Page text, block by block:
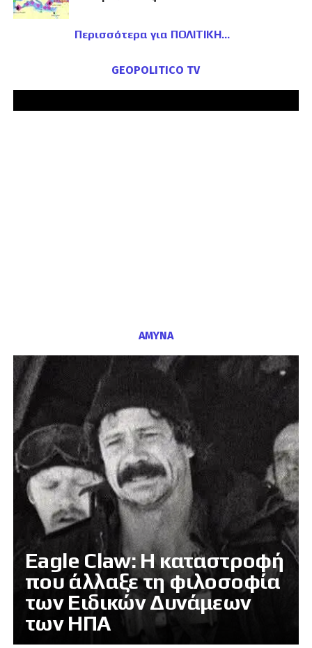
Περισσότερα για ΠΟΛΙΤΙΚΗ
GEOPOLITICO TV
ΑΜΥΝΑ
Eagle Claw: Η καταστροφή
που άλλαξε τη φιλοσοφία
των Ειδικών Δυνάμεων
των ΗΠΑ